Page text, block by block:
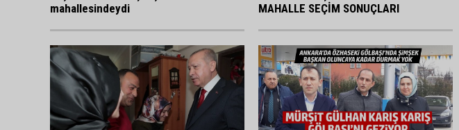
mahallesindeydi
MAHALLE SEÇİM SONUÇLARI